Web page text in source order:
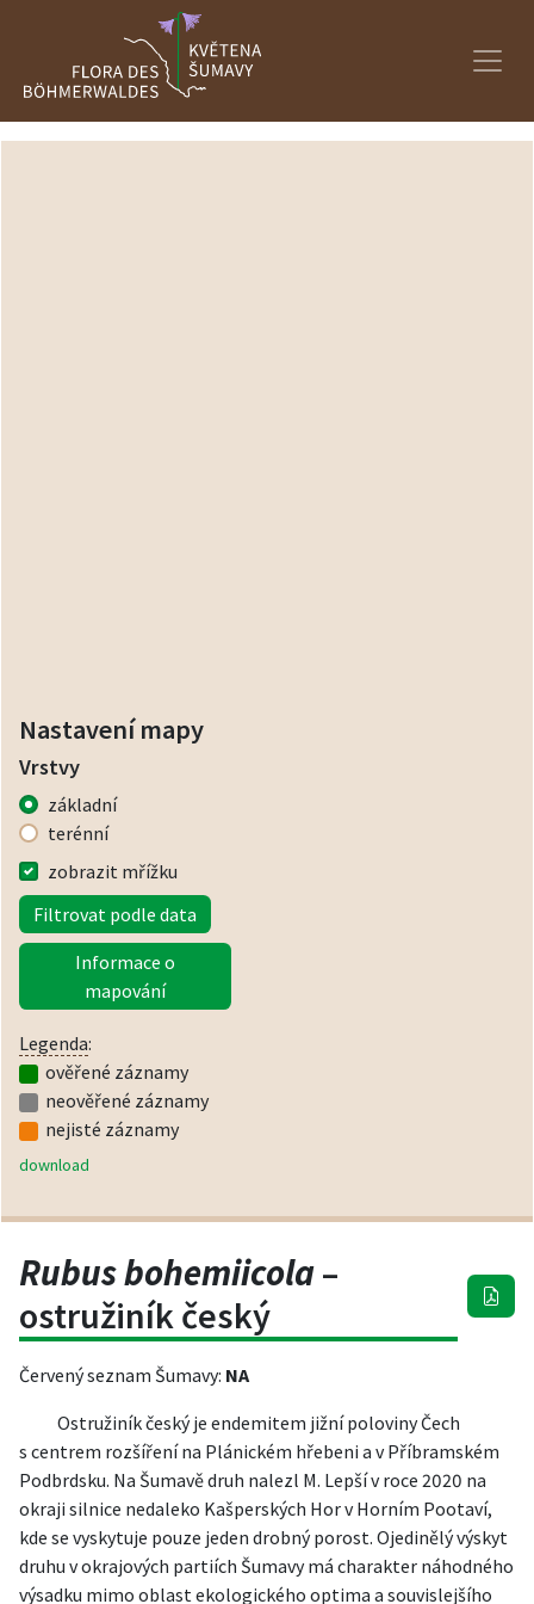
Nastavení mapy
Vrstvy
základní
terénní
zobrazit mřížku
Filtrovat podle data
Informace o
mapování
Legenda:
ověřené záznamy
neověřené záznamy
nejisté záznamy
download
Rubus bohemiicola–
ostružiník český
Červený seznam Šumavy: NA
Ostružiník český je endemitem jižní poloviny Čech
s centrem rozšíření na Plánickém hřebeni a v Příbramském
Podbrdsku. Na Šumavě druh nalezl M. Lepší v roce 2020 na
okraji silnice nedaleko Kašperských Hor v Horním Pootaví,
kde se vyskytuje pouze jeden drobný porost. Ojedinělý výskyt
druhu v okrajových partiích Šumavy má charakter náhodného
výsadku mimo oblast ekologického optima a souvislejšího